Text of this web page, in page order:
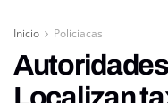
Inicio Policiacas